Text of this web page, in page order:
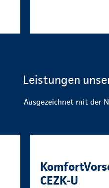
Leistungen
Ausgezeichnet mit der
CEZK-U